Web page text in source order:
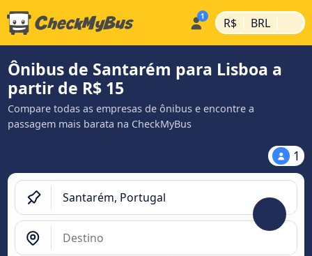
R$ | BRL |
Ônibus de Santarém para Lisboa a
partir de R$ 15
Compare todas as empresas de ônibus e encontre a
passagem mais barata na CheckMyBus
1